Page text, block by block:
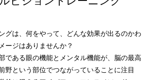
グは、何をやって、どんな効果が出るのかわ
ージはありませんか？
である眼の機能とメンタル機能が、脳の最高
野という部位でつながっていることに注目